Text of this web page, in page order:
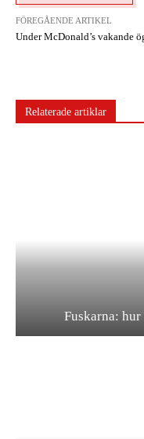
FÖREGÅENDE ARTIKEL
Under McDonald’s vakande
Relaterade artiklar
Fuskarna: